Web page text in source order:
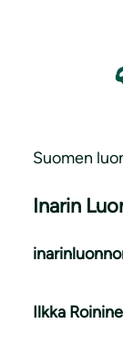
Suomen
Inarin
Ilkka